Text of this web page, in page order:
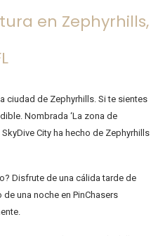
en Zephyrhills,
ciudad de Zephyrhills. Si te sientes
Nombrada ‘La zona de
City ha hecho de Zephyrhills
Disfrute de una cálida tarde de
de una noche en PinChasers